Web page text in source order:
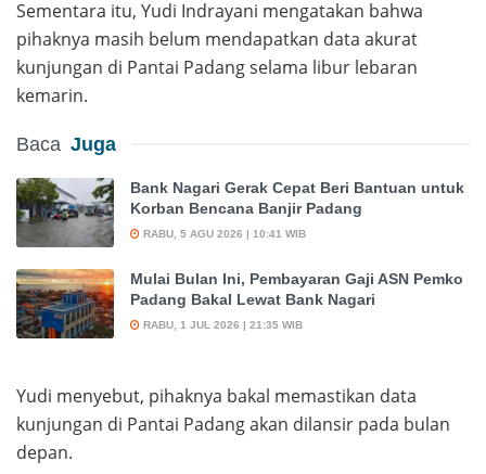
Sementara itu, Yudi Indrayani mengatakan bahwa
pihaknya masih belum mendapatkan data akurat
kunjungan di Pantai Padang selama libur lebaran
kemarin.
Baca Juga
Bank Nagari Gerak Cepat Beri Bantuan untuk
Korban Bencana Banjir Padang
RABU, 5 AGU 2026 | 10:41 WIB
Mulai Bulan Ini, Pembayaran Gaji ASN Pemko
Padang Bakal Lewat Bank Nagari
RABU, 1 JUL 2026 | 21:35 WIB
Yudi menyebut, pihaknya bakal memastikan data
kunjungan di Pantai Padang akan dilansir pada bulan
depan.